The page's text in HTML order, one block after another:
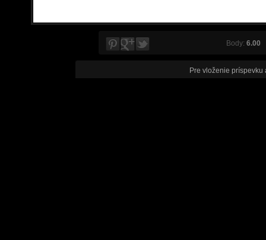
Body: 6.00
Pre vloženie